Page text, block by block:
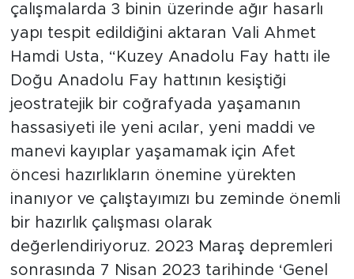
çalışmalarda 3 binin üzerinde ağır hasarlı
yapı tespit edildiğini aktaran Vali Ahmet
Hamdi Usta, “Kuzey Anadolu Fay hattı ile
Doğu Anadolu Fay hattının kesiştiği
jeostratejik bir coğrafyada yaşamanın
hassasiyeti ile yeni acılar, yeni maddi ve
manevi kayıplar yaşamamak için Afet
öncesi hazırlıkların önemine yürekten
inanıyor ve çalıştayımızı bu zeminde önemli
bir hazırlık çalışması olarak
değerlendiriyoruz. 2023 Maraş depremleri
sonrasında 7 Nisan 2023 tarihinde ‘Genel